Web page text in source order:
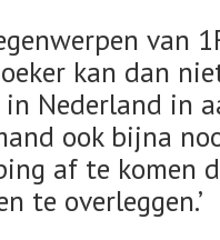
van
kan dan
Nederland in
ook bijna
af te komen
te overleggen.’